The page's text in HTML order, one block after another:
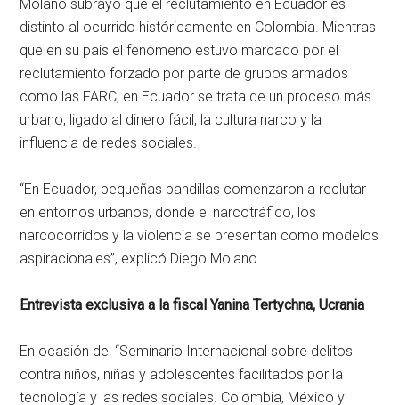
Molano subrayó que el reclutamiento en Ecuador es
distinto al ocurrido históricamente en Colombia. Mientras
que en su país el fenómeno estuvo marcado por el
reclutamiento forzado por parte de grupos armados
como las FARC, en Ecuador se trata de un proceso más
urbano, ligado al dinero fácil, la cultura narco y la
influencia de redes sociales.
“En Ecuador, pequeñas pandillas comenzaron a reclutar
en entornos urbanos, donde el narcotráfico, los
narcocorridos y la violencia se presentan como modelos
aspiracionales”, explicó Diego Molano.
Entrevista exclusiva a la fiscal Yanina Tertychna, Ucrania
En ocasión del “Seminario Internacional sobre delitos
contra niños, niñas y adolescentes facilitados por la
tecnología y las redes sociales. Colombia, México y